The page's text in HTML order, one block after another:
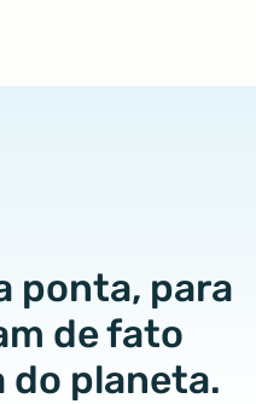
ponta, para
de fato
do planeta.